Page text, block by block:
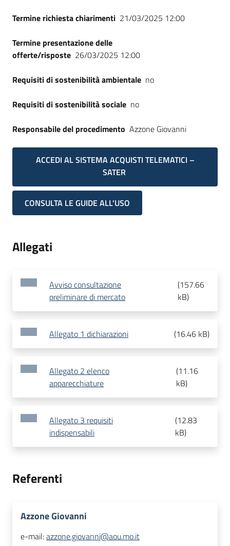
Termine richiesta chiarimenti 21/03/2025 12:00
Termine presentazione delle
offerte/risposte 26/03/2025 12:00
Requisiti di sostenibilità ambientale no
Requisiti di sostenibilità sociale no
Responsabile del procedimento Azzone Giovanni
ACCEDI AL SISTEMA ACQUISTI TELEMATICI –
SATER
CONSULTA LE GUIDE ALL'USO
Allegati
Avviso consultazione
preliminare di mercato
(157.66
kB)
Allegato 1 dichiarazioni (16.46 kB)
Allegato 2 elenco
apparecchiature
(11.16
kB)
Allegato 3 requisiti
indispensabili
(12.83
kB)
Referenti
Azzone Giovanni
e-mail:azzone.giovanni@aou.mo.it